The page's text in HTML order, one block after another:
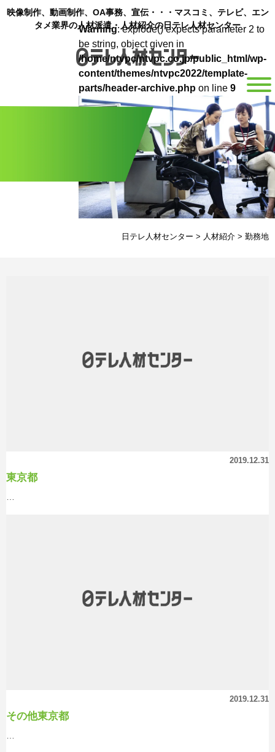
映像制作、動画制作、OA事務、宣伝・・・マスコミ、テレビ、エン
タメ業界の人材派遣・人材紹介の日テレ人材センター
Warning: explode() expects parameter 2 to
be string, object given in
/home/ntvpc/ntvpc.co.jp/public_html/wp-
content/themes/ntvpc2022/template-
parts/header-archive.php on line 9
日テレ人材センター > 人材紹介 > 勤務地
2019.12.31
東京都
2019.12.31
その他東京都